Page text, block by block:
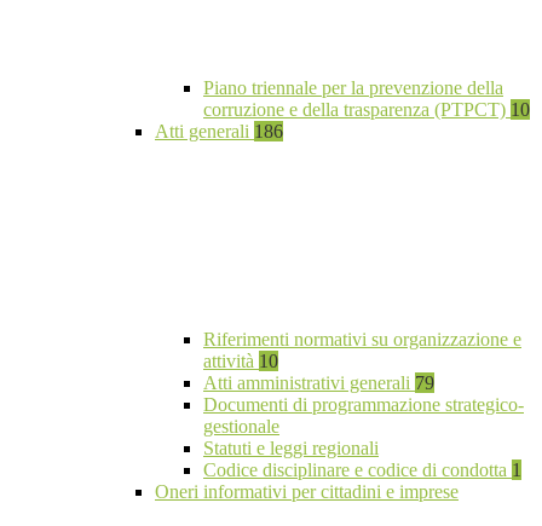
Piano triennale per la prevenzione della
corruzione e della trasparenza (PTPCT) 10
Atti generali 186
Riferimenti normativi su organizzazione e
attività 10
Atti amministrativi generali 79
Documenti di programmazione strategico-
gestionale
Statuti e leggi regionali
Codice disciplinare e codice di condotta 1
Oneri informativi per cittadini e imprese